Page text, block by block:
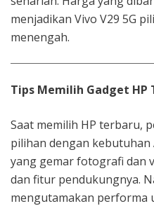
menjadikan Vivo V29 5G
menengah.
Tips Memilih Gadget HP
Saat memilih HP terbaru,
pilihan dengan kebutuhan
yang gemar fotografi dan
dan fitur pendukungnya.
mengutamakan performa